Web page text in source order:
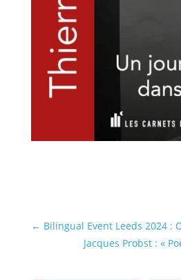
← Bilingual Event Leeds 2024 :
Jacques Probst : «